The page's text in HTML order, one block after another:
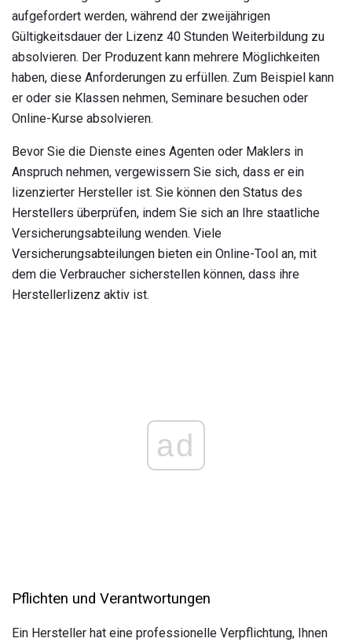
aufgefordert werden, während der zweijährigen
Gültigkeitsdauer der Lizenz 40 Stunden Weiterbildung zu
absolvieren. Der Produzent kann mehrere Möglichkeiten
haben, diese Anforderungen zu erfüllen. Zum Beispiel kann
er oder sie Klassen nehmen, Seminare besuchen oder
Online-Kurse absolvieren.
Bevor Sie die Dienste eines Agenten oder Maklers in
Anspruch nehmen, vergewissern Sie sich, dass er ein
lizenzierter Hersteller ist. Sie können den Status des
Herstellers überprüfen, indem Sie sich an Ihre staatliche
Versicherungsabteilung wenden. Viele
Versicherungsabteilungen bieten ein Online-Tool an, mit
dem die Verbraucher sicherstellen können, dass ihre
Herstellerlizenz aktiv ist.
ad
Pflichten und Verantwortungen
Ein Hersteller hat eine professionelle Verpflichtung, Ihnen